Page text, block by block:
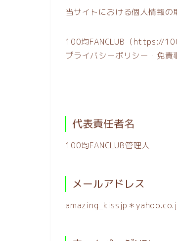
当サイトにおける個人情報の
100均FANCLUB（https://
プライバシーポリシー・免責
代表責任者名
100均FANCLUB管理人
メールアドレス
amazing_kissjp＊